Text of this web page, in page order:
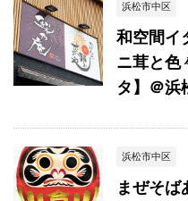
浜松市中区
和空間イ
ニ茸と色
タ】＠浜
浜松市中区
まぜそば